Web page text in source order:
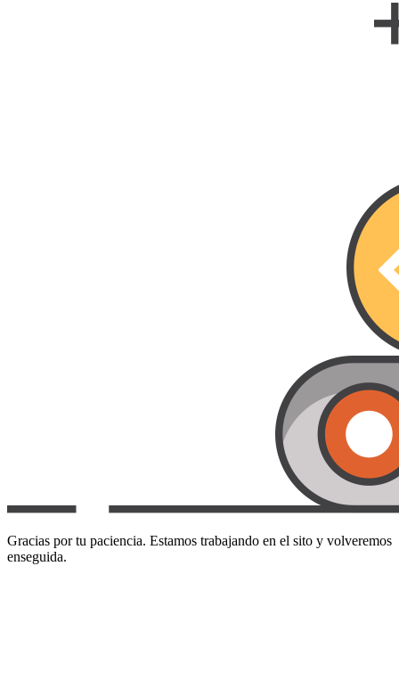
Gracias por tu paciencia. Estamos trabajando en el sito y volveremos
enseguida.